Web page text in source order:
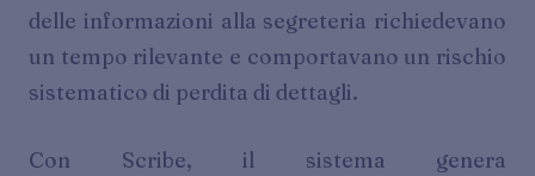
delle informazioni alla segreteria richiedevano
un tempo rilevante e comportavano un rischio
sistematico di perdita di dettagli.
Con Scribe, il sistema genera